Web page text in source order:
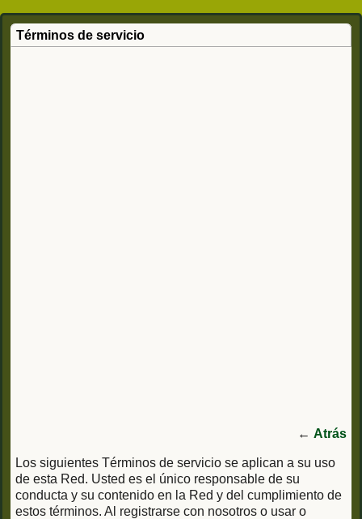
Términos de servicio
← Atrás
Los siguientes Términos de servicio se aplican a su uso
de esta Red. Usted es el único responsable de su
conducta y su contenido en la Red y del cumplimiento de
estos términos. Al registrarse con nosotros o usar o